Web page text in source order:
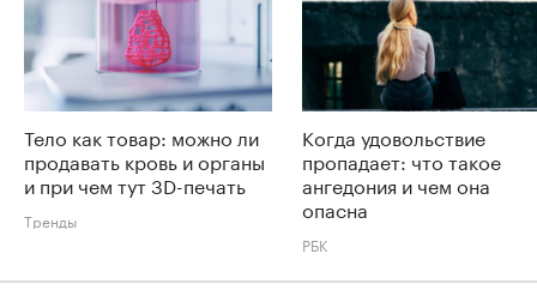
Тело как товар: можно ли
продавать кровь и органы
и при чем тут 3D-печать
Тренды
Когда удовольствие
пропадает: что такое
ангедония и чем она
опасна
РБК